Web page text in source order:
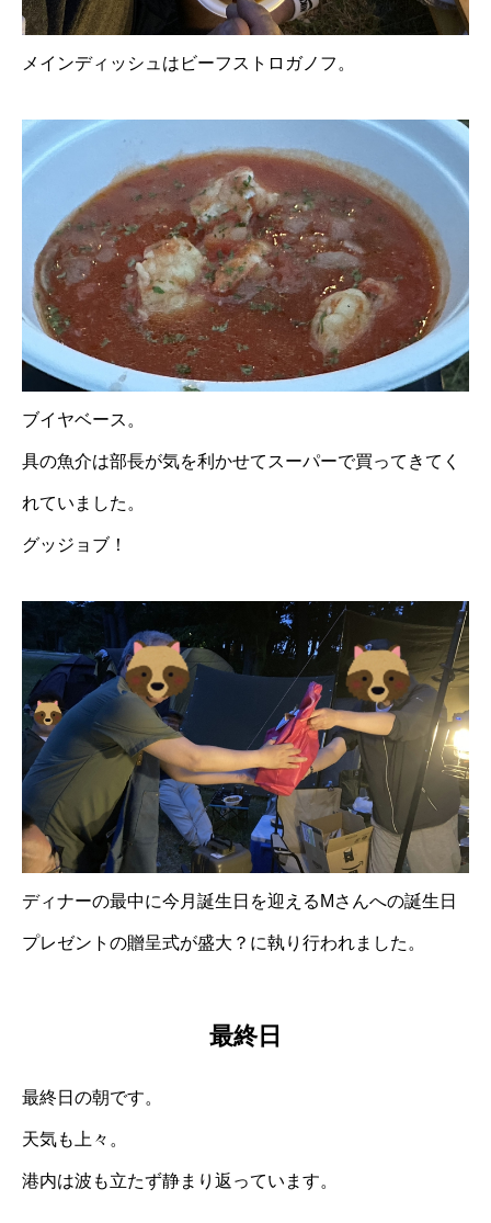
メインディッシュはビーフストロガノフ。
ブイヤベース。
具の魚介は部長が気を利かせてスーパーで買ってきてく
れていました。
グッジョブ！
ディナーの最中に今月誕生日を迎えるMさんへの誕生日
プレゼントの贈呈式が盛大？に執り行われました。
最終日
最終日の朝です。
天気も上々。
港内は波も立たず静まり返っています。